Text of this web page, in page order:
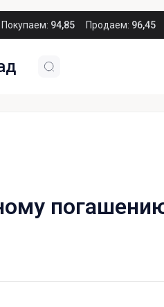
Покупаем: 94,85 Продаем: 96,45